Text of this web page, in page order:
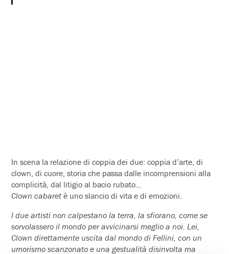
In scena la relazione di coppia dei due: coppia d’arte, di
clown, di cuore, storia che passa dalle incomprensioni alla
complicità, dal litigio al bacio rubato…
Clown cabaret è uno slancio di vita e di emozioni.
I due artisti non calpestano la terra, la sfiorano, come se
sorvolassero il mondo per avvicinarsi meglio a noi. Lei,
Clown direttamente uscita dal mondo di Fellini, con un
umorismo scanzonato e una gestualità disinvolta ma